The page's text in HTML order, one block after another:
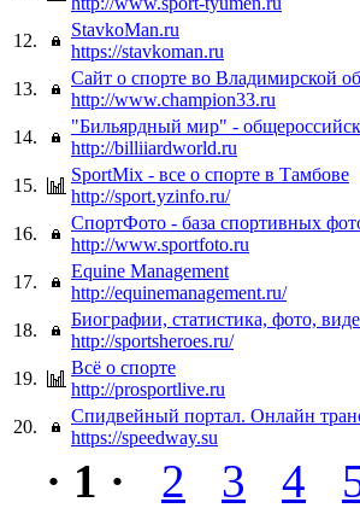
12.
StavkoMan.ru
https://stavkoman.ru
13.
Сайт о спорте во Владимирской
http://www.champion33.ru
14.
"Бильярдный мир" -
http://billiiardworld.ru
15.
SportMix - все о спорте в Тамбове
http://sport.yzinfo.ru/
16.
СпортФото - база спортивных
http://www.sportfoto.ru
17.
Equine Management
http://equinemanagement.ru/
18.
Биографии, статистика, фото,
http://sportsheroes.ru/
19.
Всё о спорте
http://prosportlive.ru
20.
Спидвейный портал. Онлайн
https://speedway.su
· 1 · 2 3 4